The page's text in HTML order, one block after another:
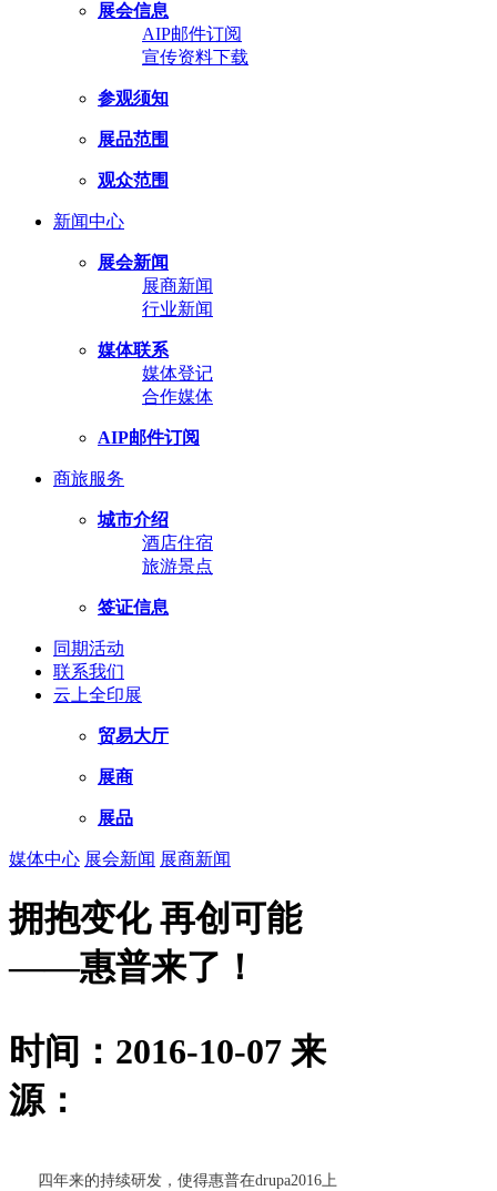
展会信息
AIP邮件订阅
宣传资料下载
参观须知
展品范围
观众范围
新闻中心
展会新闻
展商新闻
行业新闻
媒体联系
媒体登记
合作媒体
AIP邮件订阅
商旅服务
城市介绍
酒店住宿
旅游景点
签证信息
同期活动
联系我们
云上全印展
贸易大厅
展商
展品
媒体中心 展会新闻 展商新闻
拥抱变化 再创可能
——惠普来了！
时间：2016-10-07 来
源：
四年来的持续研发，使得惠普在drupa2016上